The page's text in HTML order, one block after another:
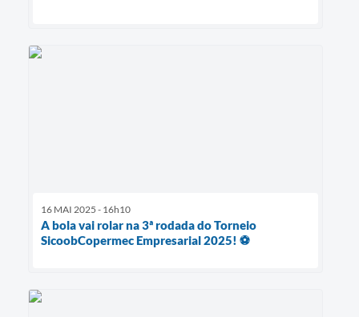
16 MAI 2025 - 16h10
A bola vai rolar na 3ª rodada do Torneio
SicoobCopermec Empresarial 2025! ⚽️